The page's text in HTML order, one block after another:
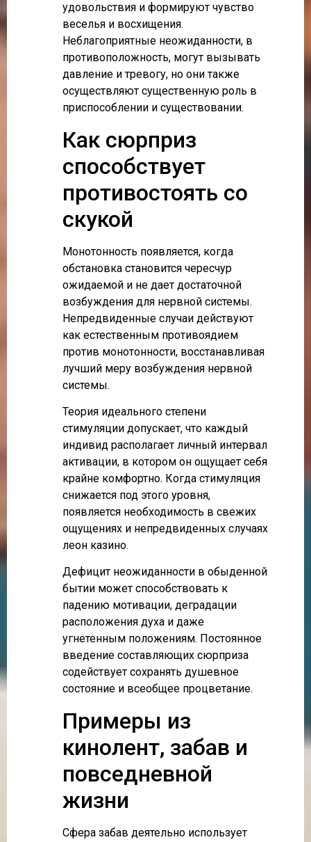
удовольствия и формируют чувство
веселья и восхищения.
Неблагоприятные неожиданности, в
противоположность, могут вызывать
давление и тревогу, но они также
осуществляют существенную роль в
приспособлении и существовании.
Как сюрприз
способствует
противостоять со
скукой
Монотонность появляется, когда
обстановка становится чересчур
ожидаемой и не дает достаточной
возбуждения для нервной системы.
Непредвиденные случаи действуют
как естественным противоядием
против монотонности, восстанавливая
лучший меру возбуждения нервной
системы.
Теория идеального степени
стимуляции допускает, что каждый
индивид располагает личный интервал
активации, в котором он ощущает себя
крайне комфортно. Когда стимуляция
снижается под этого уровня,
появляется необходимость в свежих
ощущениях и непредвиденных случаях
леон казино.
Дефицит неожиданности в обыденной
бытии может способствовать к
падению мотивации, деградации
расположения духа и даже
угнетенным положениям. Постоянное
введение составляющих сюрприза
содействует сохранять душевное
состояние и всеобщее процветание.
Примеры из
кинолент, забав и
повседневной
жизни
Сфера забав деятельно использует